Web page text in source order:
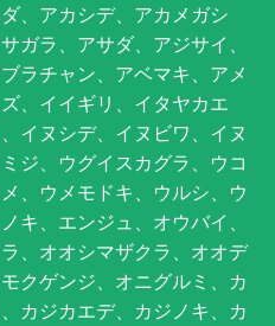
、アカシデ、アカメガシ
ガラ、アサダ、アジサイ、
ラチャン、アベマキ、アメ
、イイギリ、イタヤカエ
イヌシデ、イヌビワ、イヌ
ジ、ウグイスカグラ、ウコ
、ウメモドキ、ウルシ、ウ
キ、エンジュ、オウバイ、
、オオシマザクラ、オオデ
クゲンジ、オニグルミ、カ
カジカエデ、カジノキ、カ